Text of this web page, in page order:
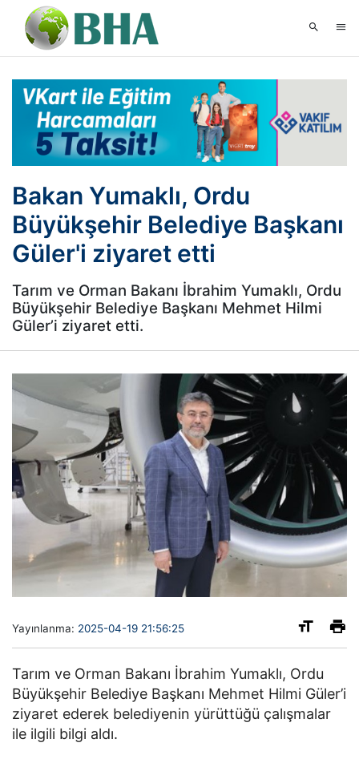
Bakan Yumaklı, Ordu
Büyükşehir Belediye Başkanı
Güler'i ziyaret etti
Tarım ve Orman Bakanı İbrahim Yumaklı, Ordu
Büyükşehir Belediye Başkanı Mehmet Hilmi
Güler’i ziyaret etti.
Yayınlanma: 2025-04-19 21:56:25
Tarım ve Orman Bakanı İbrahim Yumaklı, Ordu
Büyükşehir Belediye Başkanı Mehmet Hilmi Güler’i
ziyaret ederek belediyenin yürüttüğü çalışmalar
ile ilgili bilgi aldı.